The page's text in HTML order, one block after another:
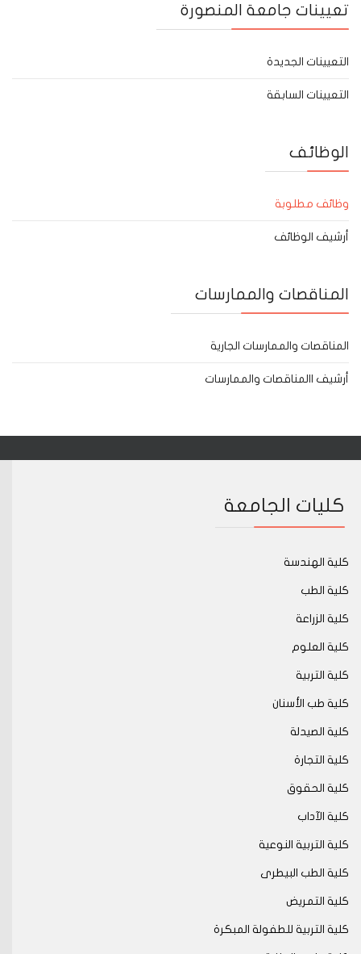
تعيينات جامعة المنصورة
التعيينات الجديدة
التعيينات السابقة
الوظائف
وظائف مطلوبة
أرشيف الوظائف
المناقصات والممارسات
المناقصات والممارسات الجارية
أرشيف االمناقصات والممارسات
كليات الجامعة
كلية الهندسة
كلية الطب
كلية الزراعة
كلية العلوم
كلية التربية
كلية طب الأسنان
كلية الصيدلة
كلية التجارة
كلية الحقوق
كلية الآداب
كلية التربية النوعية
كلية الطب البيطرى
كلية التمريض
كلية التربية للطفولة المبكرة